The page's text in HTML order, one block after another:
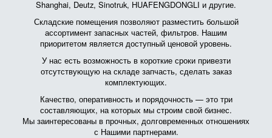
Shanghai, Deutz, Sinotruk, HUAFENGDONGLI и другие.
Складские помещения позволяют разместить большой
ассортимент запасных частей, фильтров. Нашим
приоритетом является доступный ценовой уровень.
У нас есть возможность в короткие сроки привезти
отсутствующую на складе запчасть, сделать заказ
комплектующих.
Качество, оперативность и порядочность — это три
составляющих, на которых мы строим свой бизнес.
Мы заинтересованы в прочных, долговременных отношениях
с Нашими партнерами.